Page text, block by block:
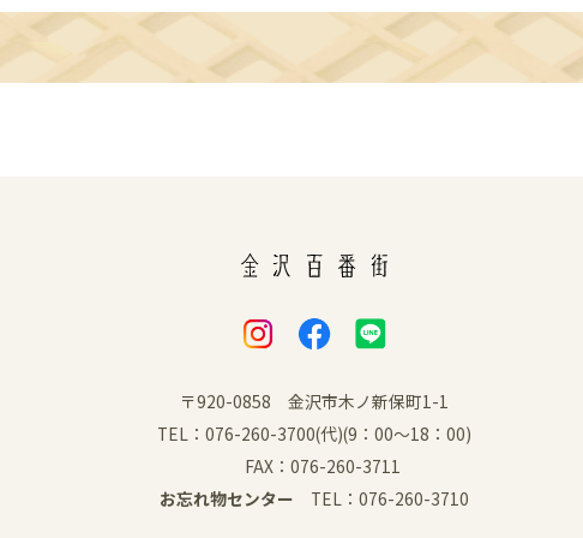
〒920-0858 金沢市木ノ新保町1-1
TEL：076-260-3700(代)(9：00～18：00)
FAX：076-260-3711
お忘れ物センター TEL：076-260-3710